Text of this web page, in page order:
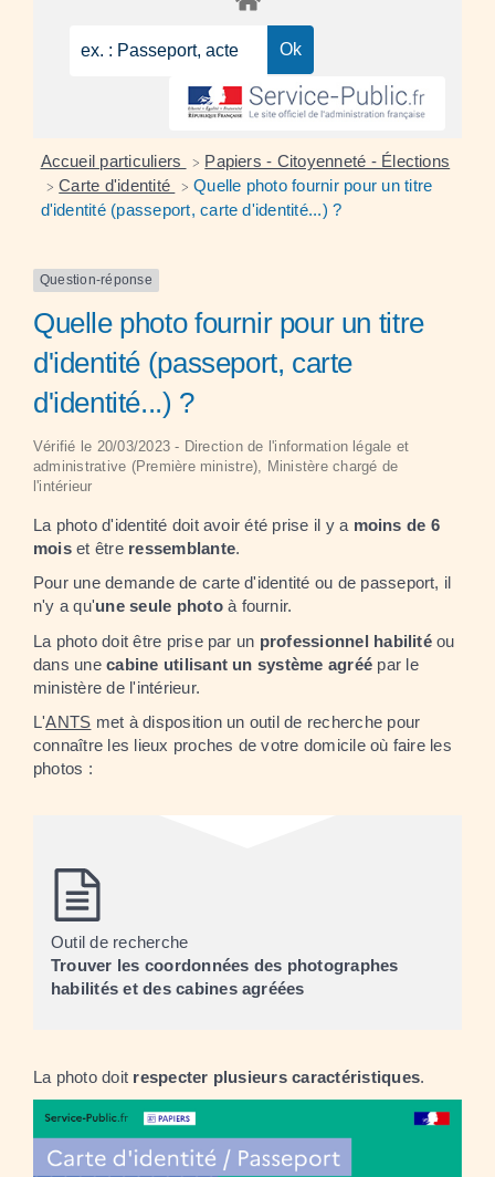
Accueil particuliers > Papiers - Citoyenneté - Élections
> Carte d'identité > Quelle photo fournir pour un titre
d'identité (passeport, carte d'identité...) ?
Question-réponse
Quelle photo fournir pour un titre
d'identité (passeport, carte
d'identité...) ?
Vérifié le 20/03/2023 - Direction de l'information légale et
administrative (Première ministre), Ministère chargé de
l'intérieur
La photo d'identité doit avoir été prise il y a moins de 6
moiset être ressemblante.
Pour une demande de carte d'identité ou de passeport, il
n'y a qu'une seule photoà fournir.
La photo doit être prise par un professionnel habilitéou
dans unecabine utilisant un système agréé par le
ministère de l'intérieur.
L'ANTS met à disposition un outil de recherche pour
connaître les lieux proches de votre domicile où faire les
photos :
Outil de recherche
Trouver les coordonnées des photographes
habilités et des cabines agréées
La photo doit respecter plusieurs caractéristiques.